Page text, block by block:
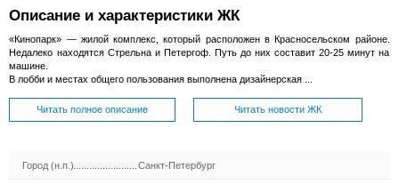
Описание и характеристики ЖК
«Кинопарк» — жилой комплекс, который расположен в Красносельском районе.
Недалеко находятся Стрельна и Петергоф. Путь до них составит 20-25 минут на
машине.
В лобби и местах общего пользования выполнена дизайнерская ...
Читать полное описание Читать новости ЖК
Город (н.п.) Санкт-Петербург